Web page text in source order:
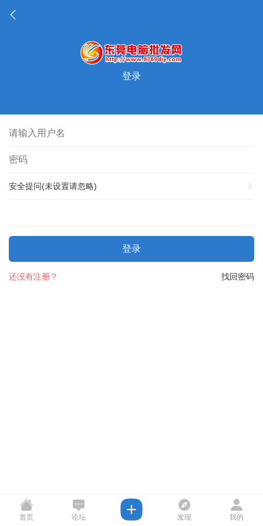
登录
安全提问(未设置请忽略)
登录
找回密码
还没有注册？
首页 论坛 发现 我的